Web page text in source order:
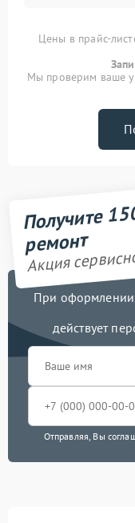
Цены в прайс-
Мы проверим ваше
Получите
ремонт
Акция
При оформлении
действует
Отправляя, Вы